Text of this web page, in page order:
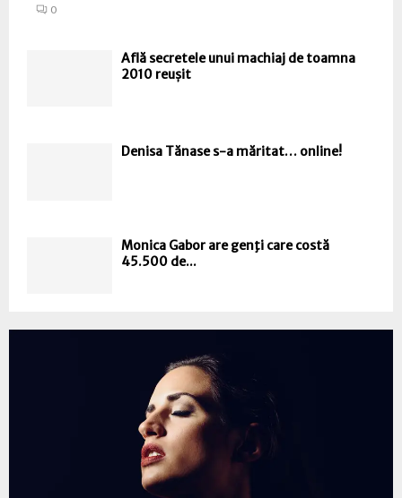
0
Află secretele unui machiaj de toamna
2010 reușit
Denisa Tănase s-a măritat… online!
Monica Gabor are genţi care costă
45.500 de...